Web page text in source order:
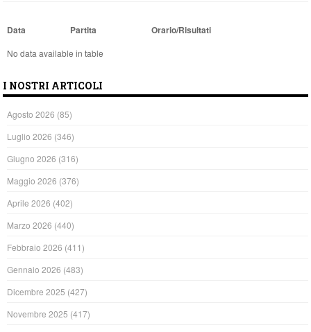
Data Partita Orario/Risultati
No data available in table
I NOSTRI ARTICOLI
Agosto 2026 (85)
Luglio 2026 (346)
Giugno 2026 (316)
Maggio 2026 (376)
Aprile 2026 (402)
Marzo 2026 (440)
Febbraio 2026 (411)
Gennaio 2026 (483)
Dicembre 2025 (427)
Novembre 2025 (417)